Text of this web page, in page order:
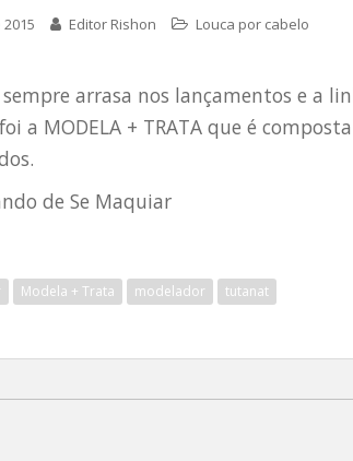
Editor Rishon Louca por cabelo
sempre arrasa nos lançamentos e a
a MODELA + TRATA que é
de Se Maquiar
Modela + Trata modelador tutanat